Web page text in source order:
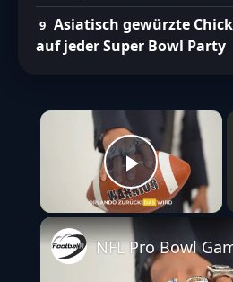
Asiatisch gewürzte
auf jeder Super Bowl Party
×
Play